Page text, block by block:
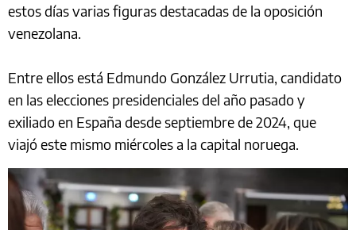
estos días varias figuras destacadas de la oposición
venezolana.
Entre ellos está Edmundo González Urrutia, candidato
en las elecciones presidenciales del año pasado y
exiliado en España desde septiembre de 2024, que
viajó este mismo miércoles a la capital noruega.